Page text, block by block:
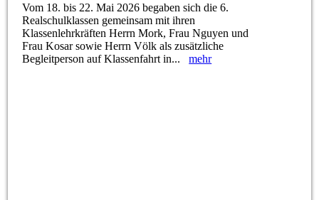
Vom 18. bis 22. Mai 2026 begaben sich die 6.
Realschulklassen gemeinsam mit ihren
Klassenlehrkräften Herrn Mork, Frau Nguyen und
Frau Kosar sowie Herrn Völk als zusätzliche
Begleitperson auf Klassenfahrt in...mehr